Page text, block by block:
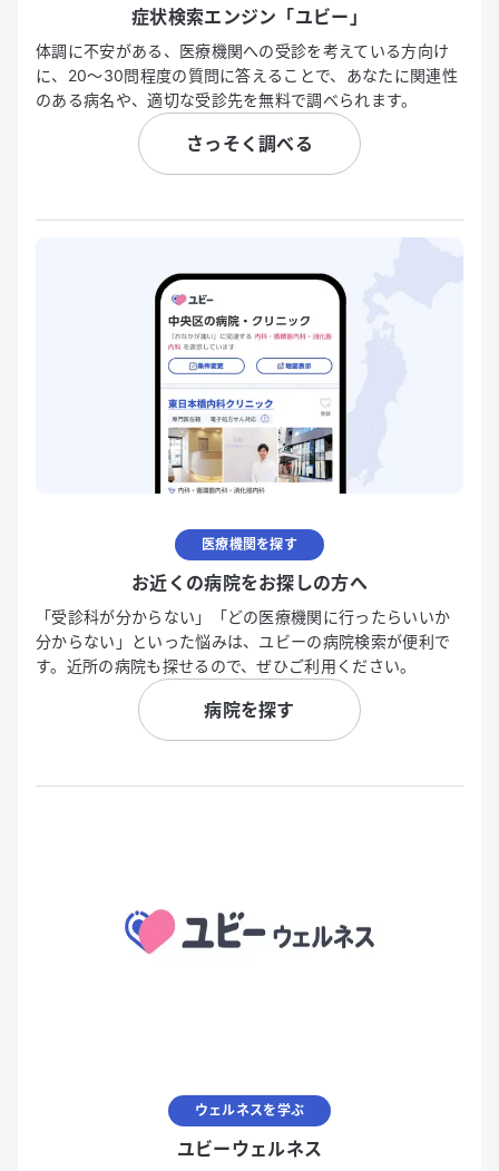
症状検索エンジン「ユビー」
体調に不安がある、医療機関への受診を考えている方向け
に、20〜30問程度の質問に答えることで、あなたに関連性
のある病名や、適切な受診先を無料で調べられます。
さっそく調べる
医療機関を探す
お近くの病院をお探しの方へ
「受診科が分からない」「どの医療機関に行ったらいいか
分からない」といった悩みは、ユビーの病院検索が便利で
す。近所の病院も探せるので、ぜひご利用ください。
病院を探す
ウェルネスを学ぶ
ユビーウェルネス